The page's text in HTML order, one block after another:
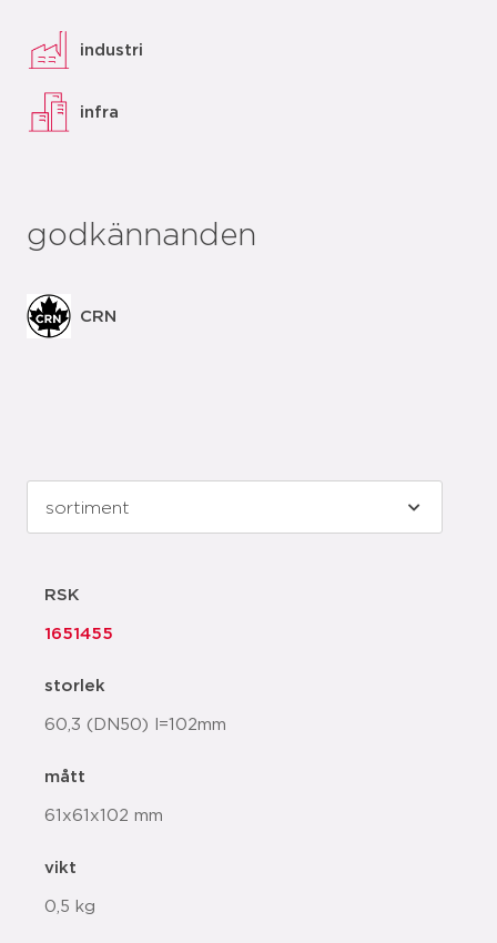
industri
infra
godkännanden
CRN
RSK
1651455
storlek
60,3 (DN50) l=102mm
mått
61x61x102 mm
vikt
0,5 kg